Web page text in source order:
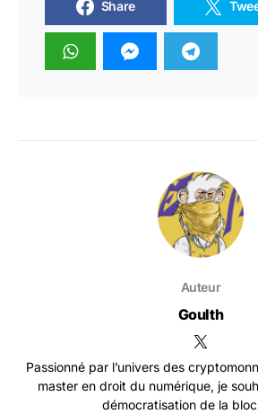
Share
Auteur
Goulth
Passionné par l’univers des
master en droit du numérique, je
démocratisation de la